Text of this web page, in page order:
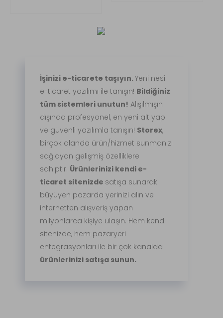
İşinizi e-ticarete taşıyın. Yeni nesil
e-ticaret yazılımı ile tanışın! Bildiğiniz
tüm sistemleri unutun! Alışılmışın
dışında profesyonel, en yeni alt yapı
ve güvenli yazılımla tanışın! Storex,
birçok alanda ürün/hizmet sunmanızı
sağlayan gelişmiş özelliklere
sahiptir. Ürünlerinizi kendi e-
ticaret sitenizde satışa sunarak
büyüyen pazarda yerinizi alın ve
internetten alışveriş yapan
milyonlarca kişiye ulaşın. Hem kendi
sitenizde, hem pazaryeri
entegrasyonları ile bir çok kanalda
ürünlerinizi satışa sunun.